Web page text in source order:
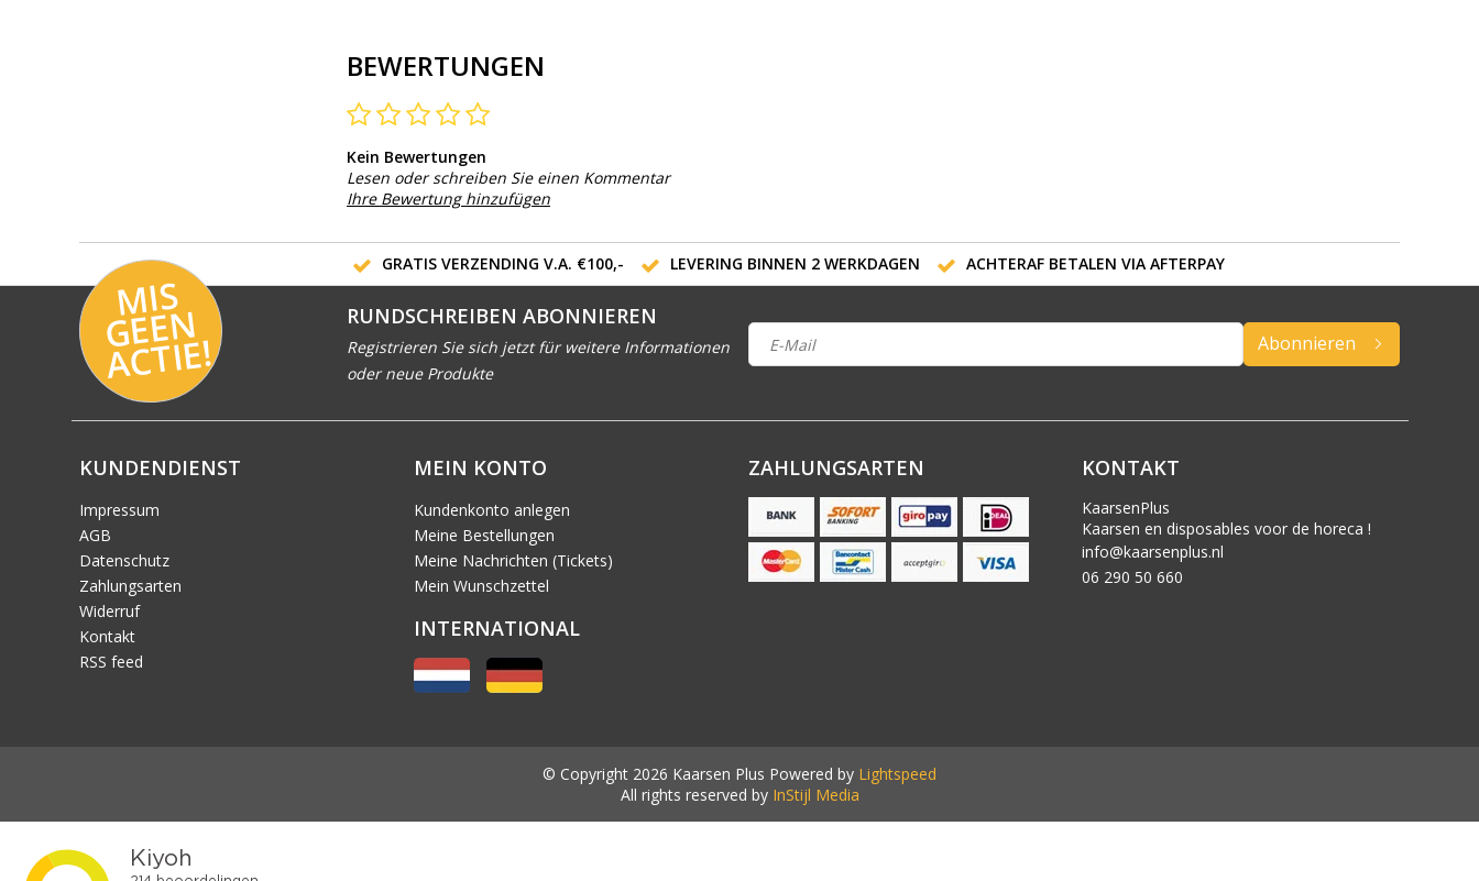
BEWERTUNGEN
Kein Bewertungen
Lesen oder schreiben Sie einen Kommentar
Ihre Bewertung hinzufügen
GRATIS VERZENDING V.A. €100,- LEVERING BINNEN 2 WERKDAGEN ACHTERAF BETALEN VIA AFTERPAY
MI
S
G
E
E
N
A
C
TI
E!
RUNDSCHREIBEN ABONNIEREN
Registrieren Sie sich jetzt für weitere Informationen
oder neue Produkte
Abonnieren
KUNDENDIENST
Impressum
AGB
Datenschutz
Zahlungsarten
Widerruf
Kontakt
RSS feed
MEIN KONTO
Kundenkonto anlegen
Meine Bestellungen
Meine Nachrichten (Tickets)
Mein Wunschzettel
INTERNATIONAL
ZAHLUNGSARTEN KONTAKT
KaarsenPlus
Kaarsen en disposables voor de horeca !
info@kaarsenplus.nl
06 290 50 660
© Copyright 2026 Kaarsen Plus Powered by Lightspeed
All rights reserved by InStijl Media